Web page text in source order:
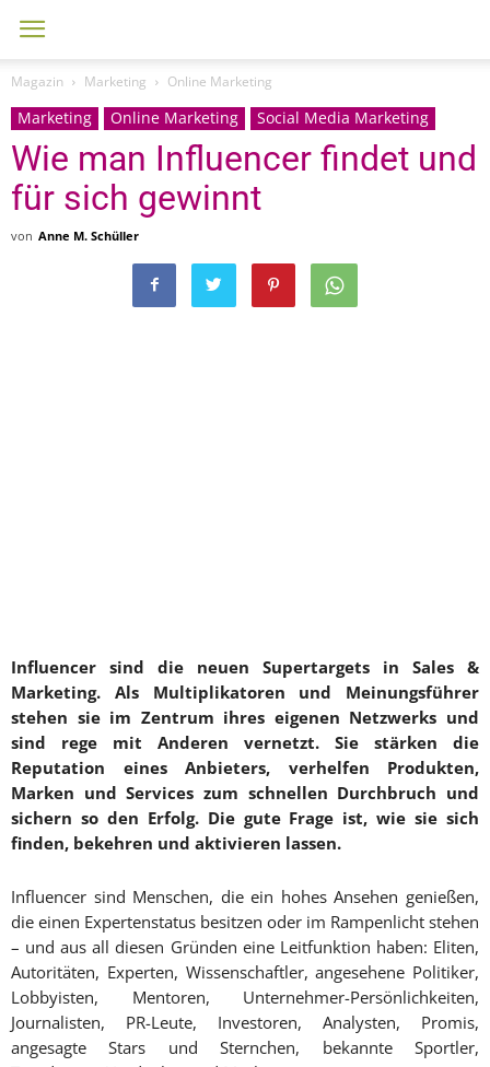
Magazin Marketing Online Marketing
Marketing Online Marketing Social Media Marketing
Wie man Influencer findet und
für sich gewinnt
von Anne M. Schüller
Influencer sind die neuen Supertargets in Sales &
Marketing. Als Multiplikatoren und Meinungsführer
stehen sie im Zentrum ihres eigenen Netzwerks und
sind rege mit Anderen vernetzt. Sie stärken die
Reputation eines Anbieters, verhelfen Produkten,
Marken und Services zum schnellen Durchbruch und
sichern so den Erfolg. Die gute Frage ist, wie sie sich
finden, bekehren und aktivieren lassen.
Influencer sind Menschen, die ein hohes Ansehen genießen,
die einen Expertenstatus besitzen oder im Rampenlicht stehen
– und aus all diesen Gründen eine Leitfunktion haben: Eliten,
Autoritäten, Experten, Wissenschaftler, angesehene Politiker,
Lobbyisten, Mentoren, Unternehmer-Persönlichkeiten,
Journalisten, PR-Leute, Investoren, Analysten, Promis,
angesagte Stars und Sternchen, bekannte Sportler,